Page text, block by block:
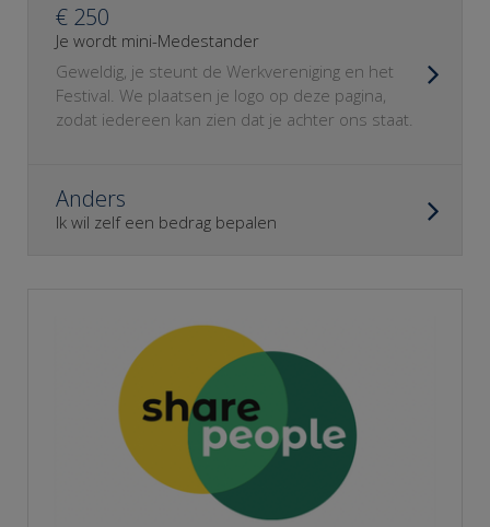
€ 250
Je wordt mini-Medestander
Geweldig, je steunt de Werkvereniging en het
Festival. We plaatsen je logo op deze pagina,
zodat iedereen kan zien dat je achter ons staat.
Anders
Ik wil zelf een bedrag bepalen